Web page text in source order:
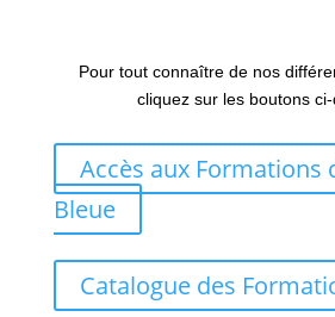
Pour tout connaître de nos
cliquez sur les boutons
Accès aux Formations
Bleue
Catalogue des